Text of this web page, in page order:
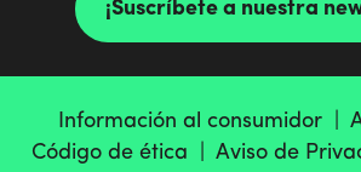
¡Suscríbete a nuestra
Información al consumidor |
Código de ética | Aviso de